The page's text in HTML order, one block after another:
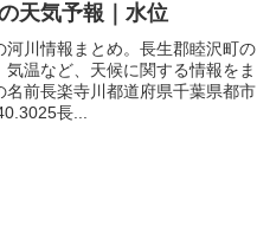
天気予報｜水位
川情報まとめ。長生郡睦沢町の
温など、天候に関する情報をま
前長楽寺川都道府県千葉県都市
長...